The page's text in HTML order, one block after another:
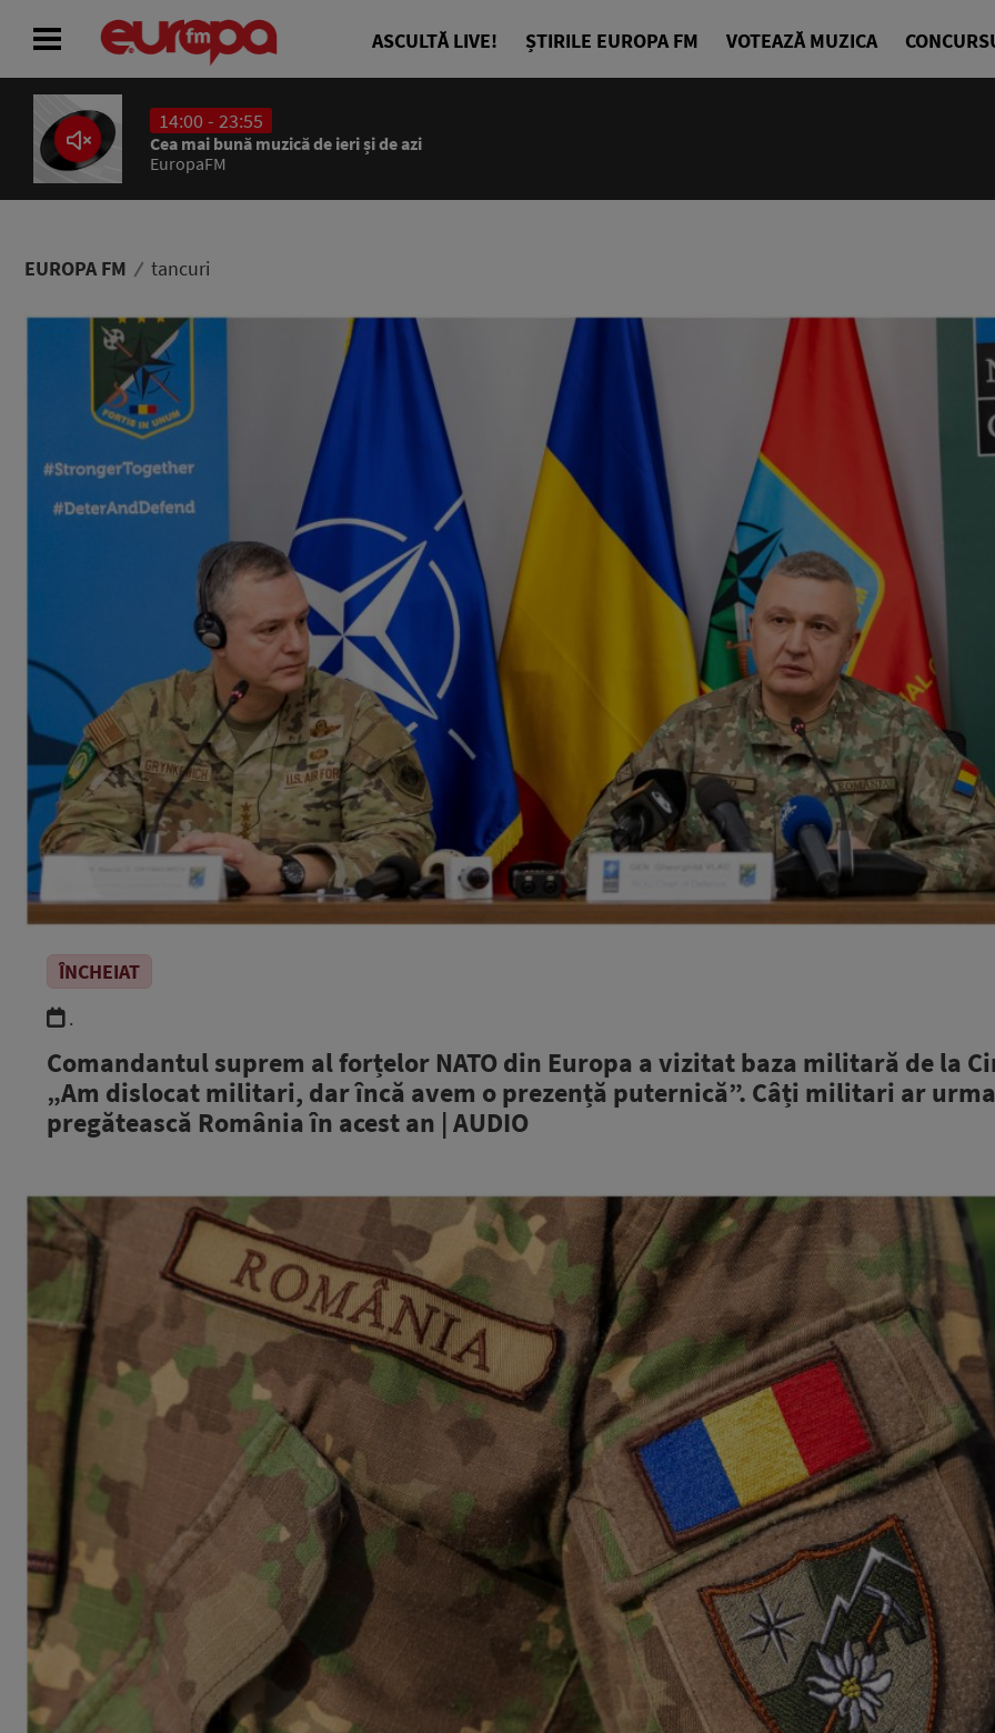
ASCULTĂ LIVE! ȘTIRILE EUROPA FM VOTEAZĂ MUZICA
14:00 - 23:55
Cea mai bună muzică de ieri și de azi
EuropaFM
EUROPA FM tancuri
ÎNCHEIAT
.
Comandantul suprem al forțelor NATO din Europa a vizitat baza militară de la
„Am dislocat militari, dar încă avem o prezență puternică”. Câți militari ar
pregătească România în acest an | AUDIO
ACASĂ
ȘTIRI
PODCAST
ASCULTĂ LIVE